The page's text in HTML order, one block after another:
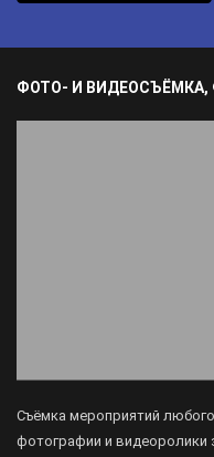
ФОТО- И
Съёмка мероприятий
фотографии и